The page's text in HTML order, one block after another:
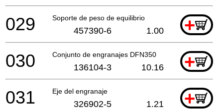
Soporte de peso de equilibrio +
029 457390-6 1.00
Conjunto de engranajes DFN350 +
030 136104-3 10.16
Eje del engranaje +
031 326902-5 1.21